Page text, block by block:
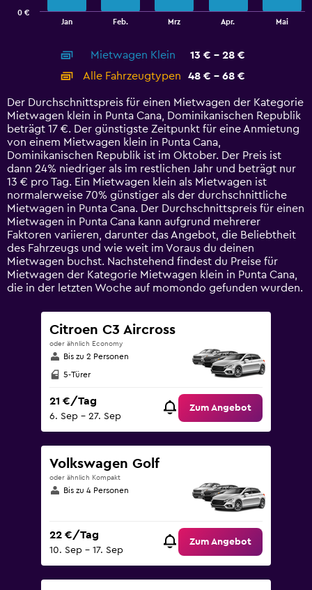
categories.
14
categories.
The
chart
has
1
Y
axis
displaying
values.
Range:
0
to
75.
Jan Feb. Mrz Apr. Mai
0 €
End
Mietwagen Klein
13 € - 28 €
Alle Fahrzeugtypen
48 € - 68 €
Der Durchschnittspreis für einen Mietwagen der Kategorie
Mietwagen klein in Punta Cana, Dominikanischen Republik
beträgt 17 €. Der günstigste Zeitpunkt für eine Anmietung
von einem Mietwagen klein in Punta Cana,
Dominikanischen Republik ist im Oktober. Der Preis ist
dann 24% niedriger als im restlichen Jahr und beträgt nur
13 € pro Tag. Ein Mietwagen klein als Mietwagen ist
normalerweise 70% günstiger als der durchschnittliche
Mietwagen in Punta Cana. Der Durchschnittspreis für einen
Mietwagen in Punta Cana kann aufgrund mehrerer
Faktoren variieren, darunter das Angebot, die Beliebtheit
des Fahrzeugs und wie weit im Voraus du deinen
Mietwagen buchst. Nachstehend findest du Preise für
Mietwagen der Kategorie Mietwagen klein in Punta Cana,
die in der letzten Woche auf momondo gefunden wurden.
Citroen C3 Aircross
oder ähnlich Economy
Bis zu 2 Personen
5-Türer
21 €/Tag
6. Sep – 27. Sep
Zum Angebot
Volkswagen Golf
oder ähnlich Kompakt
Bis zu 4 Personen
22 €/Tag
10. Sep – 17. Sep
Zum Angebot